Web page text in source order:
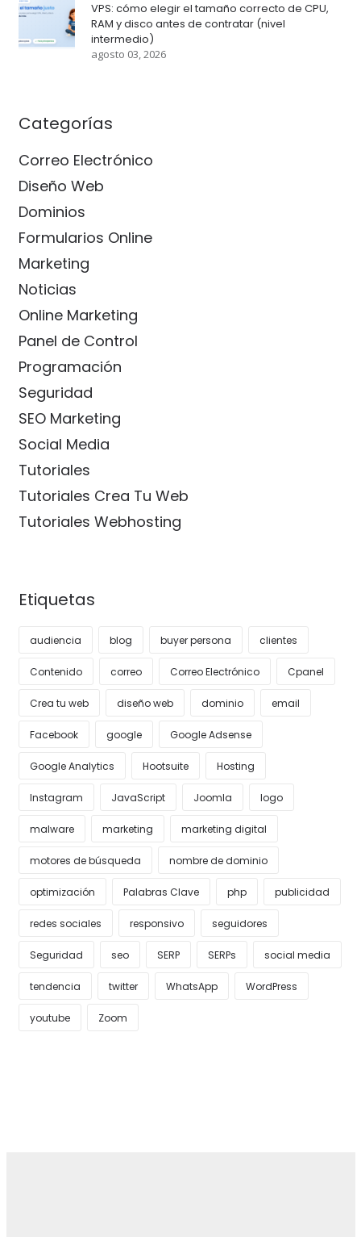
VPS: cómo elegir el tamaño correcto de CPU,
RAM y disco antes de contratar (nivel
intermedio)
agosto 03, 2026
Categorías
Correo Electrónico
Diseño Web
Dominios
Formularios Online
Marketing
Noticias
Online Marketing
Panel de Control
Programación
Seguridad
SEO Marketing
Social Media
Tutoriales
Tutoriales Crea Tu Web
Tutoriales Webhosting
Etiquetas
audiencia blog buyer persona clientes
Contenido correo Correo Electrónico Cpanel
Crea tu web diseño web dominio email
Facebook google Google Adsense
Google Analytics Hootsuite Hosting
Instagram JavaScript Joomla logo
malware marketing marketing digital
motores de búsqueda nombre de dominio
optimización Palabras Clave php publicidad
redes sociales responsivo seguidores
Seguridad seo SERP SERPs social media
tendencia twitter WhatsApp WordPress
youtube Zoom